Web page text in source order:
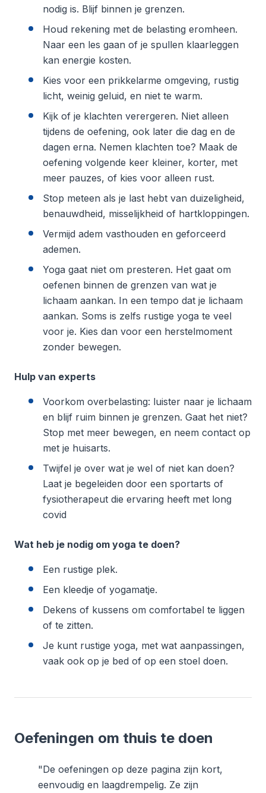
nodig is. Blijf binnen je grenzen.
Houd rekening met de belasting eromheen.
Naar een les gaan of je spullen klaarleggen
kan energie kosten.
Kies voor een prikkelarme omgeving, rustig
licht, weinig geluid, en niet te warm.
Kijk of je klachten verergeren. Niet alleen
tijdens de oefening, ook later die dag en de
dagen erna. Nemen klachten toe? Maak de
oefening volgende keer kleiner, korter, met
meer pauzes, of kies voor alleen rust.
Stop meteen als je last hebt van duizeligheid,
benauwdheid, misselijkheid of hartkloppingen.
Vermijd adem vasthouden en geforceerd
ademen.
Yoga gaat niet om presteren. Het gaat om
oefenen binnen de grenzen van wat je
lichaam aankan. In een tempo dat je lichaam
aankan. Soms is zelfs rustige yoga te veel
voor je. Kies dan voor een herstelmoment
zonder bewegen.
Hulp van experts
Voorkom overbelasting: luister naar je lichaam
en blijf ruim binnen je grenzen. Gaat het niet?
Stop met meer bewegen, en neem contact op
met je huisarts.
Twijfel je over wat je wel of niet kan doen?
Laat je begeleiden door een sportarts of
fysiotherapeut die ervaring heeft met long
covid
Wat heb je nodig om yoga te doen?
Een rustige plek.
Een kleedje of yogamatje.
Dekens of kussens om comfortabel te liggen
of te zitten.
Je kunt rustige yoga, met wat aanpassingen,
vaak ook op je bed of op een stoel doen.
Oefeningen om thuis te doen
"De oefeningen op deze pagina zijn kort,
eenvoudig en laagdrempelig. Ze zijn